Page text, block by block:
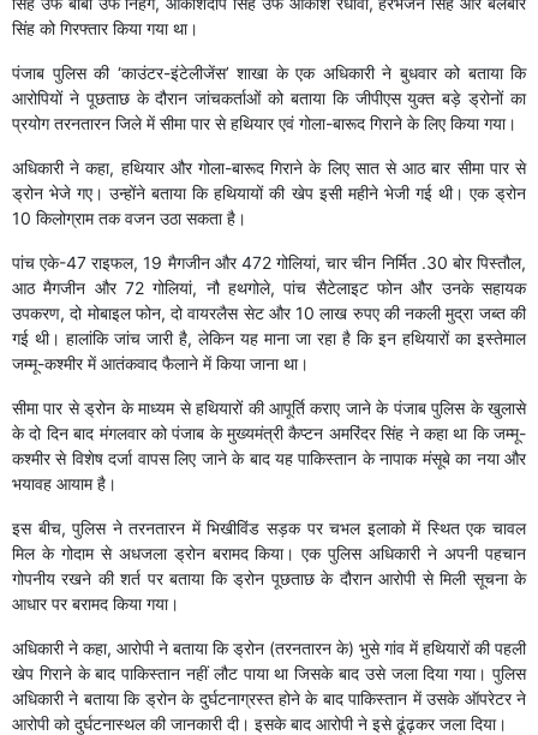
सिंह को गिरफ्तार किया गया था।
पंजाब पुलिस की ‘काउंटर-इंटेलीजेंस’ शाखा के एक अधिकारी ने बुधवार को बताया कि
आरोपियों ने पूछताछ के दौरान जांचकर्ताओं को बताया कि जीपीएस युक्त बड़े ड्रोनों का
प्रयोग तरनतारन जिले में सीमा पार से हथियार एवं गोला-बारूद गिराने के लिए किया गया।
अधिकारी ने कहा, हथियार और गोला-बारूद गिराने के लिए सात से आठ बार सीमा पार से
ड्रोन भेजे गए। उन्होंने बताया कि हथियायों की खेप इसी महीने भेजी गई थी। एक ड्रोन
10 किलोग्राम तक वजन उठा सकता है।
पांच एके-47 राइफल, 19 मैगजीन और 472 गोलियां, चार चीन निर्मित .30 बोर पिस्तौल,
आठ मैगजीन और 72 गोलियां, नौ हथगोले, पांच सैटेलाइट फोन और उनके सहायक
उपकरण, दो मोबाइल फोन, दो वायरलैस सेट और 10 लाख रुपए की नकली मुद्रा जब्त की
गई थी। हालांकि जांच जारी है, लेकिन यह माना जा रहा है कि इन हथियारों का इस्तेमाल
जम्मू-कश्मीर में आतंकवाद फैलाने में किया जाना था।
सीमा पार से ड्रोन के माध्यम से हथियारों की आपूर्ति कराए जाने के पंजाब पुलिस के खुलासे
के दो दिन बाद मंगलवार को पंजाब के मुख्यमंत्री कैप्टन अमरिंदर सिंह ने कहा था कि जम्मू-
कश्मीर से विशेष दर्जा वापस लिए जाने के बाद यह पाकिस्तान के नापाक मंसूबे का नया और
भयावह आयाम है।
इस बीच, पुलिस ने तरनतारन में भिखीविंड सड़क पर चभल इलाको में स्थित एक चावल
मिल के गोदाम से अधजला ड्रोन बरामद किया। एक पुलिस अधिकारी ने अपनी पहचान
गोपनीय रखने की शर्त पर बताया कि ड्रोन पूछताछ के दौरान आरोपी से मिली सूचना के
आधार पर बरामद किया गया।
अधिकारी ने कहा, आरोपी ने बताया कि ड्रोन (तरनतारन के) भुसे गांव में हथियारों की पहली
खेप गिराने के बाद पाकिस्तान नहीं लौट पाया था जिसके बाद उसे जला दिया गया। पुलिस
अधिकारी ने बताया कि ड्रोन के दुर्घटनाग्रस्त होने के बाद पाकिस्तान में उसके ऑपरेटर ने
आरोपी को दुर्घटनास्थल की जानकारी दी। इसके बाद आरोपी ने इसे ढूंढ़कर जला दिया।